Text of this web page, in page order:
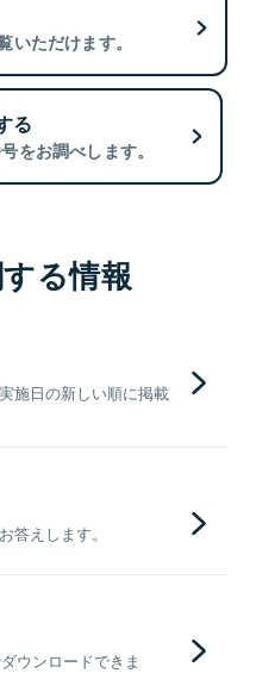
いただけます。
る
をお調べします。
る情報
施日の新しい順に掲載
答えします。
ウンロードできま